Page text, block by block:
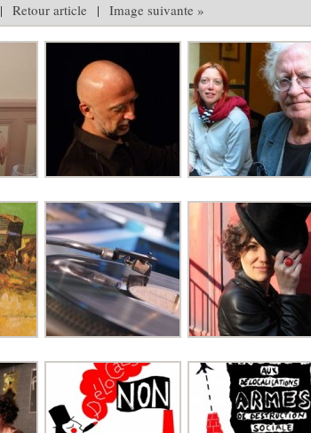
| Retour article | Image suivante »